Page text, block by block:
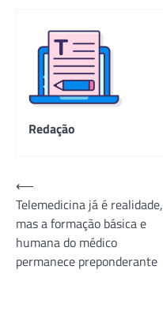
Redação
Navegação
de
Post
⟵
Telemedicina já é realidade,
mas a formação básica e
humana do médico
permanece preponderante